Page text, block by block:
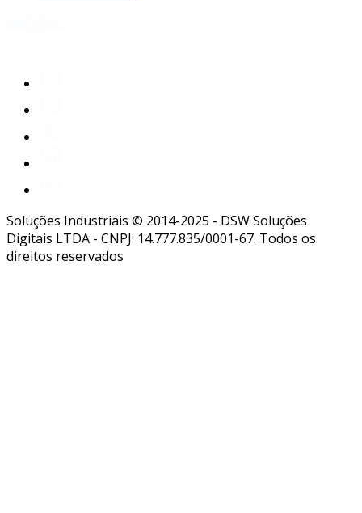
Soluções Industriais © 2014-2025 - DSW Soluções
Digitais LTDA - CNPJ: 14.777.835/0001-67. Todos os
direitos reservados